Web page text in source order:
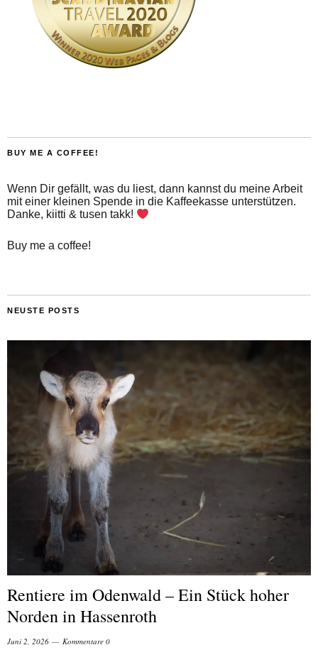
BUY ME A COFFEE!
Wenn Dir gefällt, was du liest, dann kannst du meine Arbeit
mit einer kleinen Spende in die Kaffeekasse unterstützen.
Danke, kiitti & tusen takk!
Buy me a coffee!
NEUSTE POSTS
Rentiere im Odenwald – Ein Stück hoher
Norden in Hassenroth
Juni 2, 2026 Kommentare 0